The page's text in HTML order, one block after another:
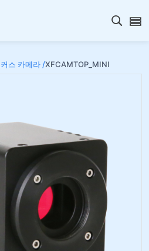
검색
스 카메라 /XFCAMTOP_MINI